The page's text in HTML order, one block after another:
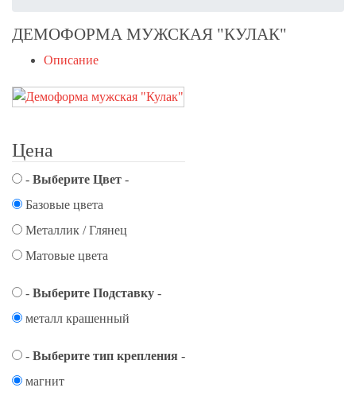
ДЕМОФОРМА МУЖСКАЯ "КУЛАК"
Описание
Цена
- Выберите Цвет -
Базовые цвета
Металлик / Глянец
Матовые цвета
- Выберите Подставку -
металл крашенный
- Выберите тип крепления -
магнит